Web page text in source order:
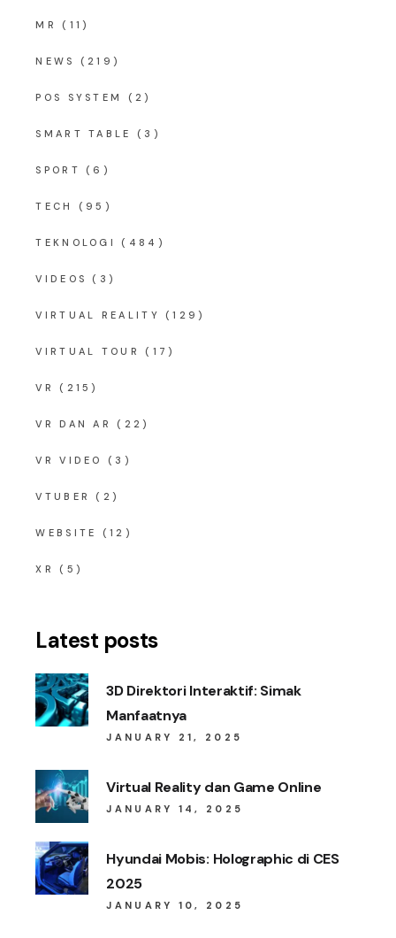
MR (11)
NEWS (219)
POS SYSTEM (2)
SMART TABLE (3)
SPORT (6)
TECH (95)
TEKNOLOGI (484)
VIDEOS (3)
VIRTUAL REALITY (129)
VIRTUAL TOUR (17)
VR (215)
VR DAN AR (22)
VR VIDEO (3)
VTUBER (2)
WEBSITE (12)
XR (5)
Latest posts
3D Direktori Interaktif: Simak
Manfaatnya
JANUARY 21, 2025
Virtual Reality dan Game Online
JANUARY 14, 2025
Hyundai Mobis: Holographic di CES
2025
JANUARY 10, 2025